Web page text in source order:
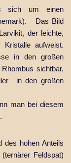
sich um einen
Das Bild
der leichte,
aufweist.
in den großen
sichtbar,
in den großen
man bei diesem
des hohen Anteils
Feldspat)